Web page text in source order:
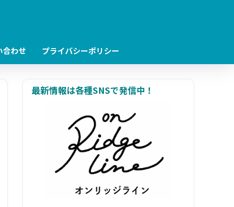
合わせ プライバシーポリシー
最新情報は各種SNSで発信中！